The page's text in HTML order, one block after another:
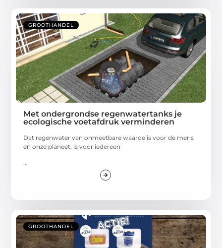
GROOTHANDEL
Met ondergrondse regenwatertanks je
ecologische voetafdruk verminderen
Dat regenwater van onmeetbare waarde is voor de mens
en onze planeet, is voor iedereen
...
GROOTHANDEL